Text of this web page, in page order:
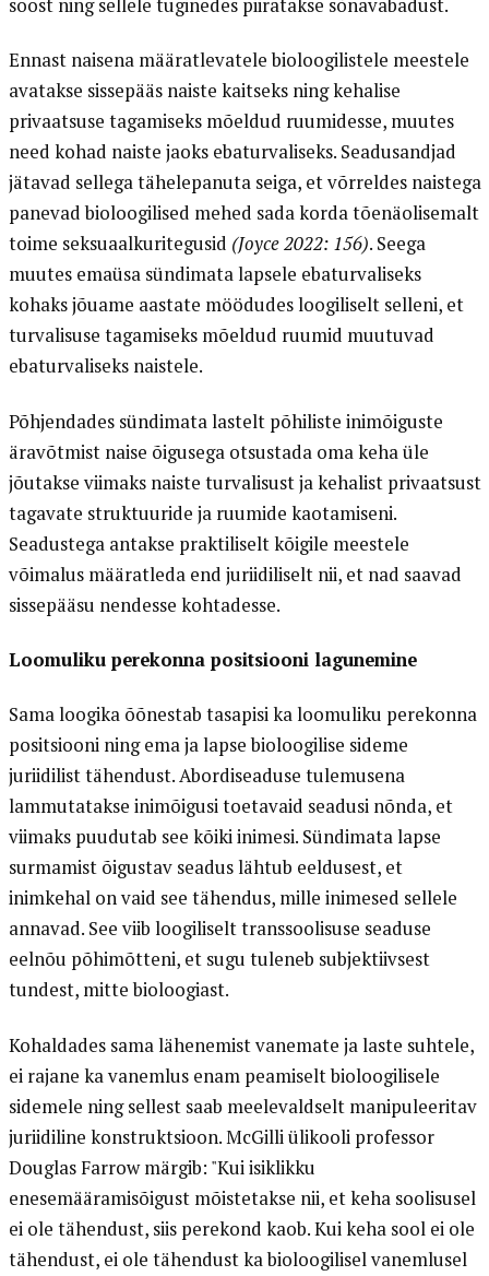
soost ning sellele tuginedes piiratakse sõnavabadust.
Ennast naisena määratlevatele bioloogilistele meestele
avatakse sissepääs naiste kaitseks ning kehalise
privaatsuse tagamiseks mõeldud ruumidesse, muutes
need kohad naiste jaoks ebaturvaliseks. Seadusandjad
jätavad sellega tähelepanuta seiga, et võrreldes naistega
panevad bioloogilised mehed sada korda tõenäolisemalt
toime seksuaalkuritegusid (Joyce 2022: 156). Seega
muutes emaüsa sündimata lapsele ebaturvaliseks
kohaks jõuame aastate möödudes loogiliselt selleni, et
turvalisuse tagamiseks mõeldud ruumid muutuvad
ebaturvaliseks naistele.
Põhjendades sündimata lastelt põhiliste inimõiguste
äravõtmist naise õigusega otsustada oma keha üle
jõutakse viimaks naiste turvalisust ja kehalist privaatsust
tagavate struktuuride ja ruumide kaotamiseni.
Seadustega antakse praktiliselt kõigile meestele
võimalus määratleda end juriidiliselt nii, et nad saavad
sissepääsu nendesse kohtadesse.
Loomuliku perekonna positsiooni lagunemine
Sama loogika õõnestab tasapisi ka loomuliku perekonna
positsiooni ning ema ja lapse bioloogilise sideme
juriidilist tähendust. Abordiseaduse tulemusena
lammutatakse inimõigusi toetavaid seadusi nõnda, et
viimaks puudutab see kõiki inimesi. Sündimata lapse
surmamist õigustav seadus lähtub eeldusest, et
inimkehal on vaid see tähendus, mille inimesed sellele
annavad. See viib loogiliselt transsoolisuse seaduse
eelnõu põhimõtteni, et sugu tuleneb subjektiivsest
tundest, mitte bioloogiast.
Kohaldades sama lähenemist vanemate ja laste suhtele,
ei rajane ka vanemlus enam peamiselt bioloogilisele
sidemele ning sellest saab meelevaldselt manipuleeritav
juriidiline konstruktsioon. McGilli ülikooli professor
Douglas Farrow märgib: "Kui isiklikku
enesemääramisõigust mõistetakse nii, et keha soolisusel
ei ole tähendust, siis perekond kaob. Kui keha sool ei ole
tähendust, ei ole tähendust ka bioloogilisel vanemlusel